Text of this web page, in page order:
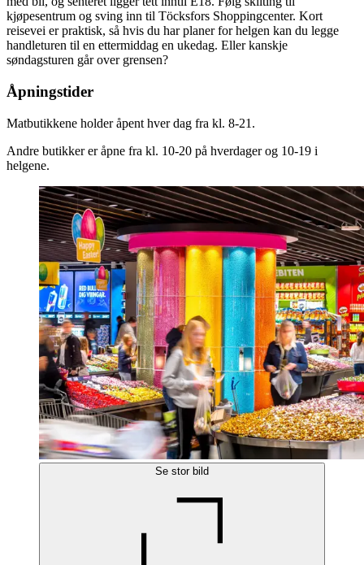
kjøpesentrum og sving inn til Töcksfors Shoppingcenter. Kort
reisevei er praktisk, så hvis du har planer for helgen kan du legge
handleturen til en ettermiddag en ukedag. Eller kanskje
søndagsturen går over grensen?
Åpningstider
Matbutikkene holder åpent hver dag fra kl. 8-21.
Andre butikker er åpne fra kl. 10-20 på hverdager og 10-19 i
helgene.
Se stor bild